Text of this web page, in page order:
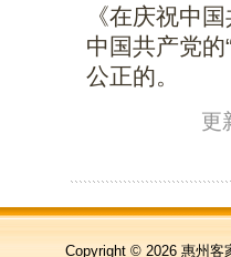
《在庆祝中
中国共产党
公正的。
Copyright © 2026 惠州客